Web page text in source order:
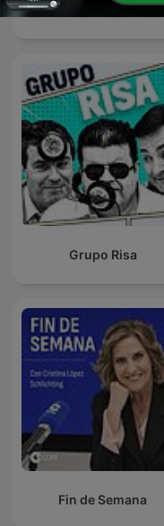
La Linterna
Grupo Risa
Fin de Semana